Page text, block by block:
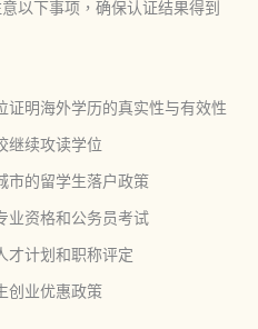
以下事项，确保认证结果得到
证明海外学历的真实性与有效性
继续攻读学位
市的留学生落户政策
业资格和公务员考试
才计划和职称评定
创业优惠政策